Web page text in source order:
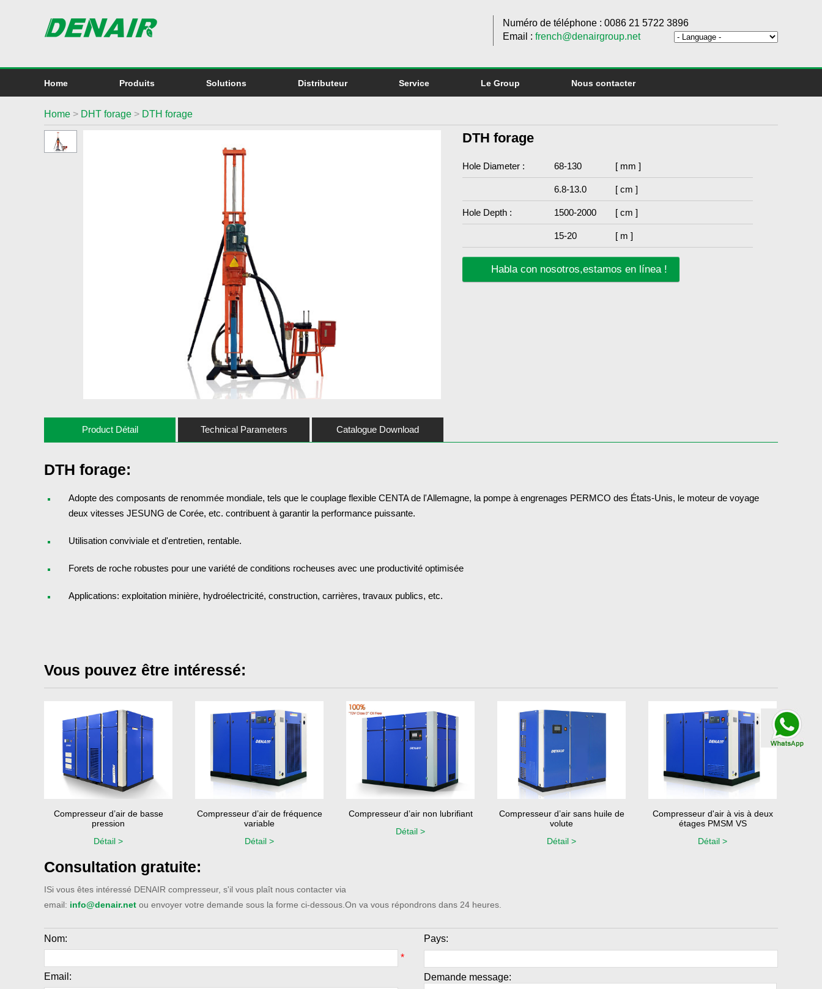
Numéro de téléphone : 0086 21 5722 3896
Email : french@denairgroup.net
Home Produits Solutions Distributeur Service Le Group Nous contacter
Home > DHT forage > DTH forage
DTH forage
Hole Diameter : 68-130 [ mm ]
6.8-13.0 [ cm ]
Hole Depth : 1500-2000 [ cm ]
15-20 [ m ]
Habla con nosotros,estamos en línea !
Product Détail Technical Parameters Catalogue Download
DTH forage:
Adopte des composants de renommée mondiale, tels que le couplage flexible CENTA de l'Allemagne, la pompe à engrenages PERMCO des États-Unis, le moteur de voyage
deux vitesses JESUNG de Corée, etc. contribuent à garantir la performance puissante.
Utilisation conviviale et d'entretien, rentable.
Forets de roche robustes pour une variété de conditions rocheuses avec une productivité optimisée
Applications: exploitation minière, hydroélectricité, construction, carrières, travaux publics, etc.
Vous pouvez être intéressé:
Compresseur d’air de basse
pression
Détail >
Compresseur d’air de fréquence
variable
Détail >
Compresseur d’air non lubrifiant
Détail >
Compresseur d’air sans huile de
volute
Détail >
Compresseur d'air à vis à deux
étages PMSM VS
Détail >
Consultation gratuite:
ISi vous êtes intéressé DENAIR compresseur, s'il vous plaît nous contacter via
email: info@denair.net ou envoyer votre demande sous la forme ci-dessous.On va vous répondrons dans 24 heures.
Nom:
*
Email:
Pays:
Demande message:
Contacter par
WhatsApp